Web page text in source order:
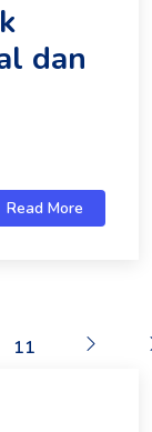
dan
Read More
11